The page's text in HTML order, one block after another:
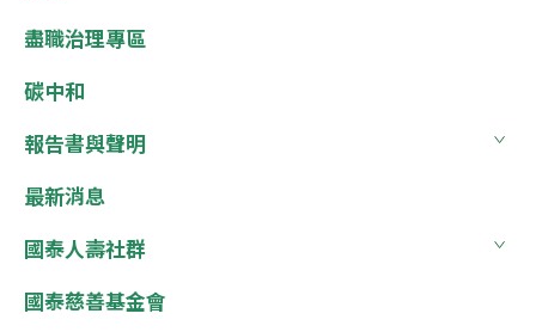
盡職治理專區
碳中和
報告書與聲明
最新消息
國泰人壽社群
國泰慈善基金會